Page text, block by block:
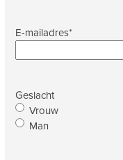
E-mailadres*
Geslacht
Vrouw
Man